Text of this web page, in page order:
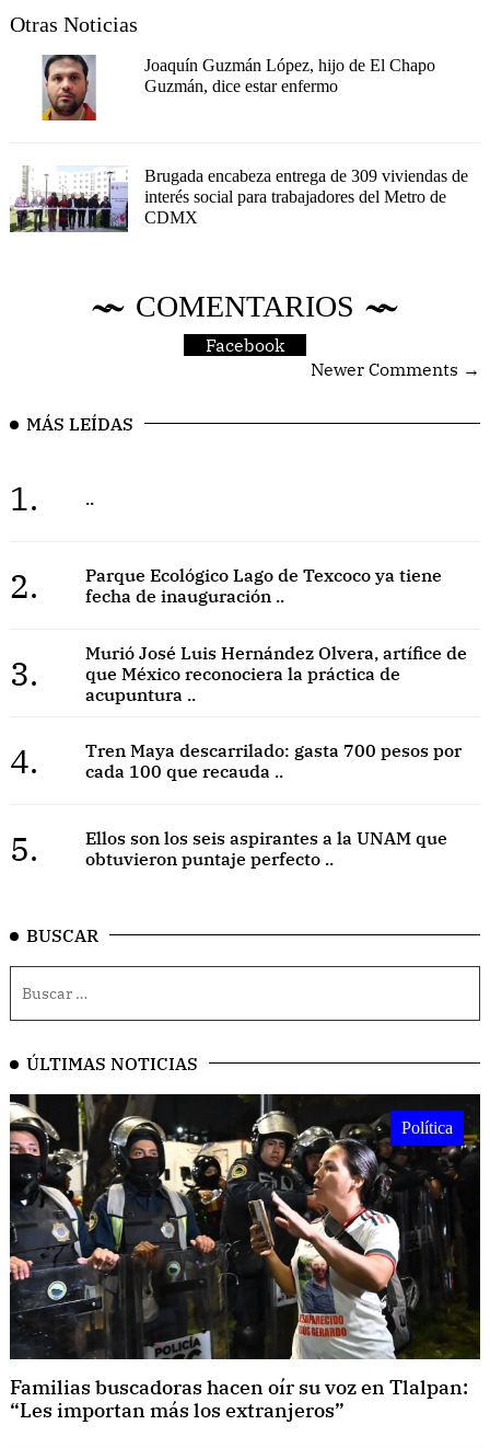
Otras Noticias
Joaquín Guzmán López, hijo de El Chapo
Guzmán, dice estar enfermo
Brugada encabeza entrega de 309 viviendas de
interés social para trabajadores del Metro de
CDMX
COMENTARIOS
Facebook
Newer Comments →
MÁS LEÍDAS
1. ..
2.
Parque Ecológico Lago de Texcoco ya tiene
fecha de inauguración ..
3.
Murió José Luis Hernández Olvera, artífice de
que México reconociera la práctica de
acupuntura ..
4.
Tren Maya descarrilado: gasta 700 pesos por
cada 100 que recauda ..
5.
Ellos son los seis aspirantes a la UNAM que
obtuvieron puntaje perfecto ..
BUSCAR
ÚLTIMAS NOTICIAS
Política
Familias buscadoras hacen oír su voz en Tlalpan:
“Les importan más los extranjeros”